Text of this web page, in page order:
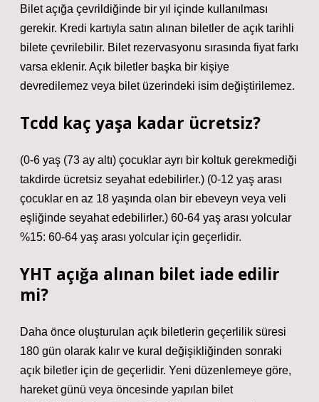
Bilet açığa çevrildiğinde bir yıl içinde kullanılması
gerekir. Kredi kartıyla satın alınan biletler de açık tarihli
bilete çevrilebilir. Bilet rezervasyonu sırasında fiyat farkı
varsa eklenir. Açık biletler başka bir kişiye
devredilemez veya bilet üzerindeki isim değiştirilemez.
Tcdd kaç yaşa kadar ücretsiz?
(0-6 yaş (73 ay altı) çocuklar ayrı bir koltuk gerekmediği
takdirde ücretsiz seyahat edebilirler.) (0-12 yaş arası
çocuklar en az 18 yaşında olan bir ebeveyn veya veli
eşliğinde seyahat edebilirler.) 60-64 yaş arası yolcular
%15: 60-64 yaş arası yolcular için geçerlidir.
YHT açığa alınan bilet iade edilir
mi?
Daha önce oluşturulan açık biletlerin geçerlilik süresi
180 gün olarak kalır ve kural değişikliğinden sonraki
açık biletler için de geçerlidir. Yeni düzenlemeye göre,
hareket günü veya öncesinde yapılan bilet